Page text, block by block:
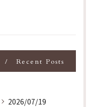
Recent Posts
2026/07/19